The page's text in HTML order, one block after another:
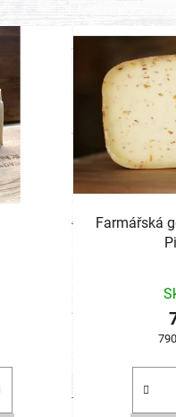
Farmářská